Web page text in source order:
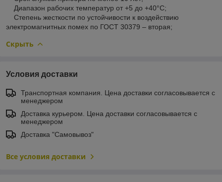
Диапазон рабочих температур от +5 до +40°С;
Степень жесткости по устойчивости к воздействию
электромагнитных помех по ГОСТ 30379 – вторая;
Скрыть
Условия доставки
Транспортная компания. Цена доставки согласовывается с
менеджером
Доставка курьером. Цена доставки согласовывается с
менеджером
Доставка "Самовывоз"
Все условия доставки